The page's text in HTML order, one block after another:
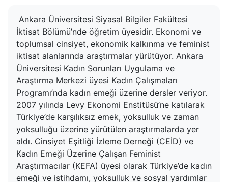
Ankara Üniversitesi Siyasal Bilgiler Fakültesi
İktisat Bölümü’nde öğretim üyesidir. Ekonomi ve
toplumsal cinsiyet, ekonomik kalkınma ve feminist
iktisat alanlarında araştırmalar yürütüyor. Ankara
Üniversitesi Kadın Sorunları Uygulama ve
Araştırma Merkezi üyesi Kadın Çalışmaları
Programı’nda kadın emeği üzerine dersler veriyor.
2007 yılında Levy Ekonomi Enstitüsü’ne katılarak
Türkiye’de karşılıksız emek, yoksulluk ve zaman
yoksulluğu üzerine yürütülen araştırmalarda yer
aldı. Cinsiyet Eşitliği İzleme Derneği (CEİD) ve
Kadın Emeği Üzerine Çalışan Feminist
Araştırmacılar (KEFA) üyesi olarak Türkiye’de kadın
emeği ve istihdamı, yoksulluk ve sosyal yardımlar